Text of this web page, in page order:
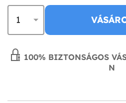
100% BIZTONSÁGOS
N